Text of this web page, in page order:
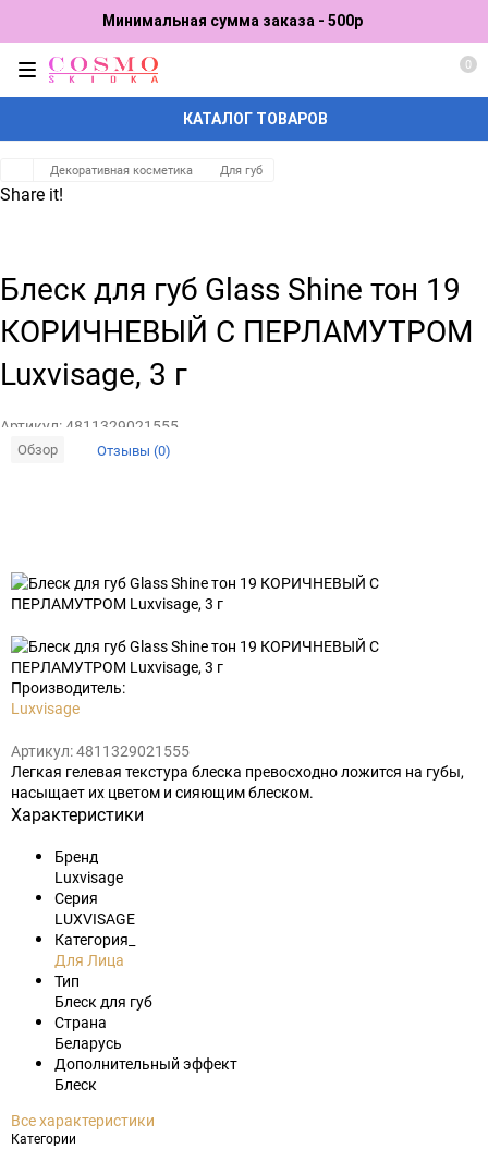
Минимальная сумма заказа - 500р
КАТАЛОГ ТОВАРОВ
0
Декоративная косметика Для губ
Share it!
Блеск для губ Glass Shine тон 19
КОРИЧНЕВЫЙ С ПЕРЛАМУТРОМ
Luxvisage, 3 г
Артикул: 4811329021555
Обзор Отзывы (0)
в
избранное
Производитель:
Luxvisage
Артикул:4811329021555
Легкая гелевая текстура блеска превосходно ложится на губы,
насыщает их цветом и сияющим блеском.
Характеристики
Бренд
Luxvisage
Серия
LUXVISAGE
Категория_
Для Лица
Тип
Блеск для губ
Страна
Беларусь
Дополнительный эффект
Блеск
Все характеристики
Категории